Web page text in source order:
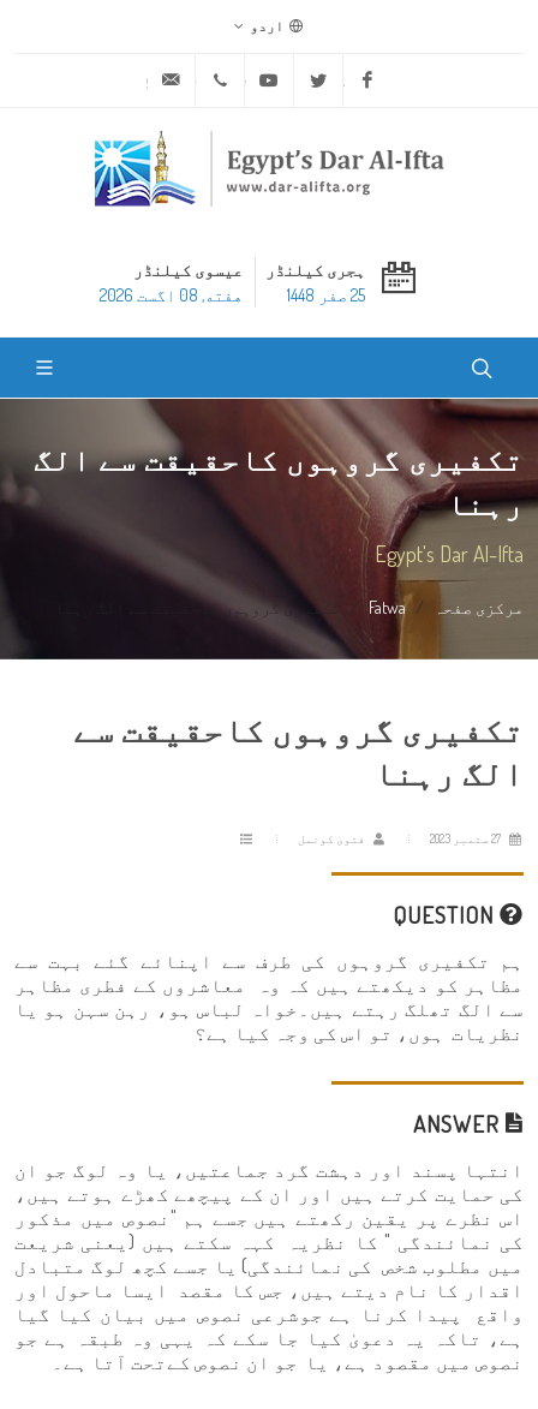
اردو
Facebook
Twitter
Youtube
ہجری کیلنڈر
25 صفر 1448
عیسوی کیلنڈر
هفته, 08 اگست 2026
تکفیری گروہوں کاحقیقت سے الگ
رہنا
Egypt's Dar Al-Ifta
مرکزی صفحہ Fatwa تکفیری گروہوں کاحقیقت سے الگ رہنا
تکفیری گروہوں کاحقیقت سے
الگ رہنا
فتویٰ کونسل
ہم تکفیری گروہوں کی طرف سے اپنائے گئے بہت سے
مظاہر کو دیکھتے ہیں کہ وہ معاشروں کے فطری مظاہر
سے الگ تھلگ رہتے ہیں۔خواہ لباس ہو، رہن سہن ہو یا
نظریات ہوں، تو اس کی وجہ کیا ہے؟
انتہا پسند اور دہشت گرد جماعتیں، یا وہ لوگ جو ان
کی حمایت کرتے ہیں اور ان کے پیچھے کھڑے ہوتے ہیں،
اس نظرے پر یقین رکھتے ہیں جسے ہم "نصوص میں مذکور
کی نمائندگی " کا نظریہ کہہ سکتے ہیں (یعنی شریعت
میں مطلوب شخص کی نمائندگی) یا جسے کچھ لوگ متبادل
اقدار کا نام دیتے ہیں، جس کا مقصد ایسا ماحول اور
واقع پیدا کرنا ہے جوشرعی نصوص میں بیان کیا گیا
ہے، تاکہ یہ دعویٰ کیا جا سکے کہ یہی وہ طبقہ ہے جو
نصوص میں مقصود ہے، یا جو ان نصوص کےتحت آتا ہے۔